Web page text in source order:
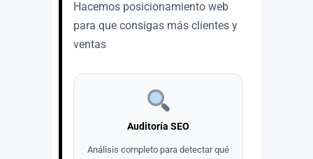
Hacemos posicionamiento web
para que consigas más clientes y
ventas
Auditoría SEO
Análisis completo para detectar qué